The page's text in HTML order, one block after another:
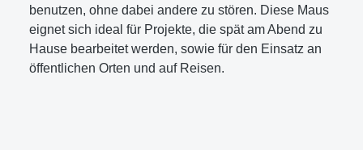
benutzen, ohne dabei andere zu stören. Diese Maus
eignet sich ideal für Projekte, die spät am Abend zu
Hause bearbeitet werden, sowie für den Einsatz an
öffentlichen Orten und auf Reisen.